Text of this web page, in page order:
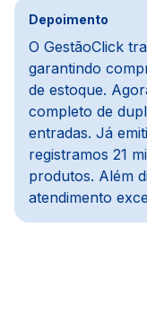
Depoimento
Na parte
o vinho,
um ERP
mais dinâmico e
e PDV é prático,
dos meus
com o